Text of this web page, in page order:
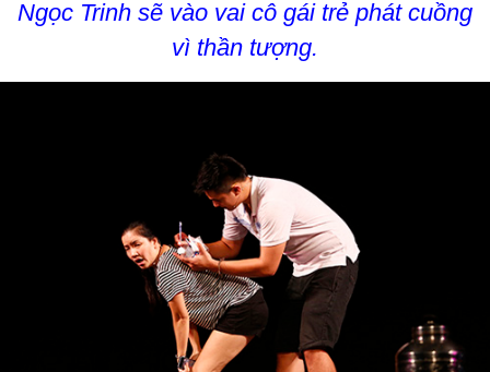
Ngọc Trinh sẽ vào vai cô gái trẻ phát cuồng
vì thần tượng.